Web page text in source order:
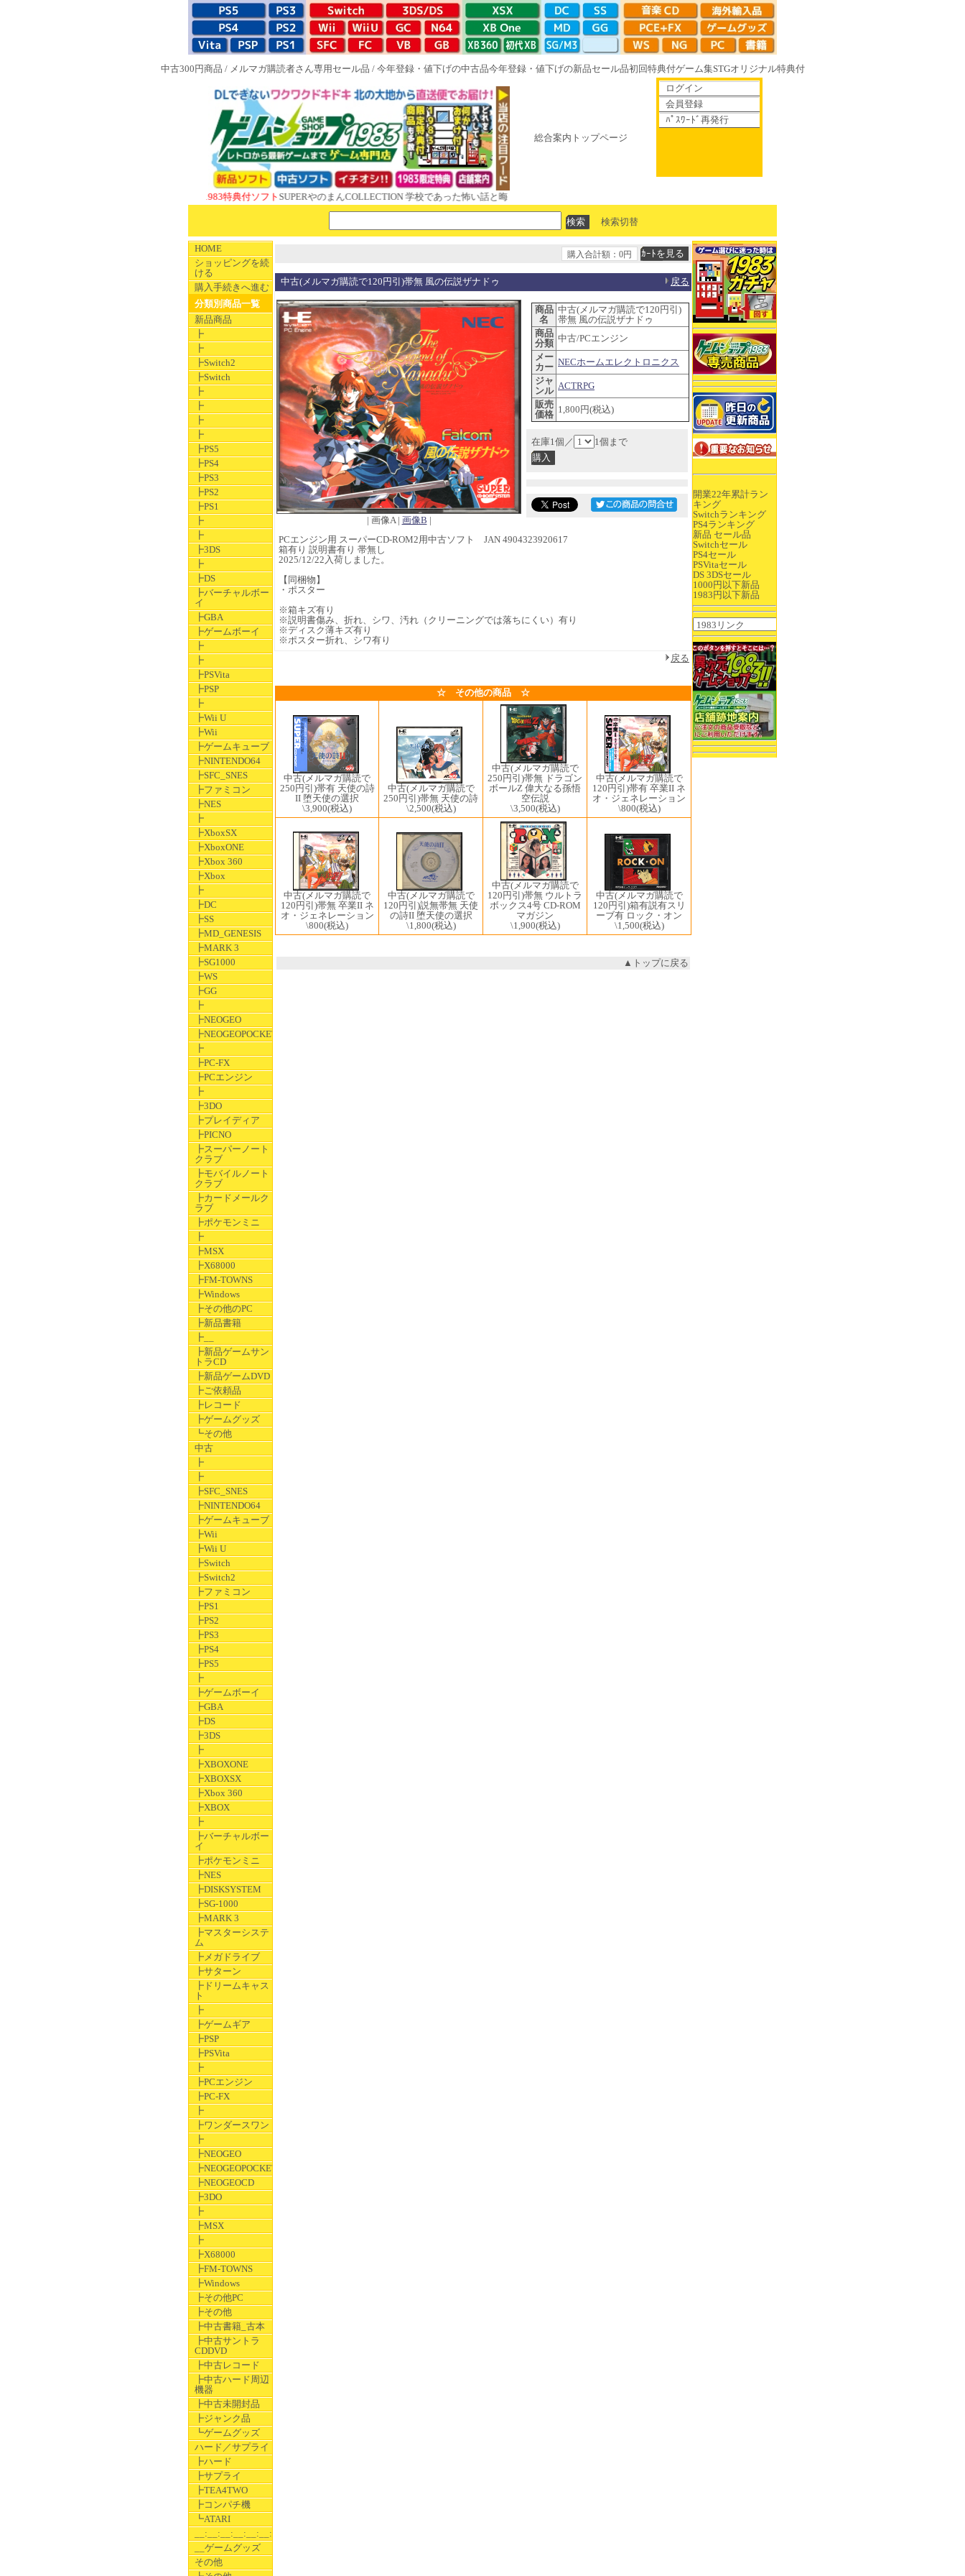
中古300円商品 / メルマガ購読者さん専用セール品 / 今年登録・値下げの中古品今年登録・値下げの新品セール品初回特典付ゲーム集STGオリジナル特典付
総合案内トップページ
NEW 1983特典付ソフトSUPERやのまんCOLLECTION 学校であった怖い話と晦󠄀つきこもり ルート16R やがて散りゆく鏡の花へ 70年代風ロボットアニメ ゲッP-X アレサCOLLECTION 1993-
ログイン
会員登録
ﾊﾟｽﾜｰﾄﾞ再発行
検索切替
HOME
ショッピングを続
ける
購入手続きへ進む
分類別商品一覧
新品商品
┣
┣
┣Switch2
┣Switch
┣
┣
┣
┣
┣PS5
┣PS4
┣PS3
┣PS2
┣PS1
┣
┣
┣3DS
┣
┣DS
┣バーチャルボー
イ
┣GBA
┣ゲームボーイ
┣
┣
┣PSVita
┣PSP
┣
┣Wii U
┣Wii
┣ゲームキューブ
┣NINTENDO64
┣SFC_SNES
┣ファミコン
┣NES
┣
┣XboxSX
┣XboxONE
┣Xbox 360
┣Xbox
┣
┣DC
┣SS
┣MD_GENESIS
┣MARK 3
┣SG1000
┣WS
┣GG
┣
┣NEOGEO
┣NEOGEOPOCKET
┣
┣PC-FX
┣PCエンジン
┣
┣3DO
┣プレイディア
┣PICNO
┣スーパーノート
クラブ
┣モバイルノート
クラブ
┣カードメールク
ラブ
┣ポケモンミニ
┣
┣MSX
┣X68000
┣FM-TOWNS
┣Windows
┣その他のPC
┣新品書籍
┣__
┣新品ゲームサン
トラCD
┣新品ゲームDVD
┣ご依頼品
┣レコード
┣ゲームグッズ
┗その他
中古
┣
┣
┣SFC_SNES
┣NINTENDO64
┣ゲームキューブ
┣Wii
┣Wii U
┣Switch
┣Switch2
┣ファミコン
┣PS1
┣PS2
┣PS3
┣PS4
┣PS5
┣
┣ゲームボーイ
┣GBA
┣DS
┣3DS
┣
┣XBOXONE
┣XBOXSX
┣Xbox 360
┣XBOX
┣
┣バーチャルボー
イ
┣ポケモンミニ
┣NES
┣DISKSYSTEM
┣SG-1000
┣MARK 3
┣マスターシステ
ム
┣メガドライブ
┣サターン
┣ドリームキャス
ト
┣
┣ゲームギア
┣PSP
┣PSVita
┣
┣PCエンジン
┣PC-FX
┣
┣ワンダースワン
┣
┣NEOGEO
┣NEOGEOPOCKET
┣NEOGEOCD
┣3DO
┣
┣MSX
┣
┣X68000
┣FM-TOWNS
┣Windows
┣その他PC
┣その他
┣中古書籍_古本
┣中古サントラ
CDDVD
┣中古レコード
┣中古ハード周辺
機器
┣中古未開封品
┣ジャンク品
┗ゲームグッズ
ハード／サプライ
┣ハード
┣サプライ
┣TEA4TWO
┣コンパチ機
┗ATARI
__:__:__:__:__:__:__
__ゲームグッズ
その他
開業22年累計ラン
キング
Switchランキング
PS4ランキング
新品 セール品
Switchセール
PS4セール
PSVitaセール
DS 3DSセール
1000円以下新品
1983円以下新品
購入合計額：0円
中古(メルマガ購読で120円引)帯無 風の伝説ザナドゥ 戻る
| 画像A | 画像B |
商品
名
中古(メルマガ購読で120円引)
帯無 風の伝説ザナドゥ
商品
分類 中古/PCエンジン
メー
カー NECホームエレクトロニクス
ジャ
ンル ACTRPG
販売
価格 1,800円(税込)
在庫1個／ 1個まで
PCエンジン用 スーパーCD-ROM2用中古ソフト JAN 4904323920617
箱有り 説明書有り 帯無し
2025/12/22入荷しました。
【同梱物】
・ポスター
※箱キズ有り
※説明書傷み、折れ、シワ、汚れ（クリーニングでは落ちにくい）有り
※ディスク薄キズ有り
※ポスター折れ、シワ有り
戻る
☆ その他の商品 ☆
中古(メルマガ購読で
250円引)帯有 天使の詩
II 堕天使の選択
\3,900(税込)
中古(メルマガ購読で
250円引)帯無 天使の詩
\2,500(税込)
中古(メルマガ購読で
250円引)帯無 ドラゴン
ボールZ 偉大なる孫悟
空伝説
\3,500(税込)
中古(メルマガ購読で
120円引)帯有 卒業II ネ
オ・ジェネレーション
\800(税込)
中古(メルマガ購読で
120円引)帯無 卒業II ネ
オ・ジェネレーション
\800(税込)
中古(メルマガ購読で
120円引)説無帯無 天使
の詩II 堕天使の選択
\1,800(税込)
中古(メルマガ購読で
120円引)帯無 ウルトラ
ボックス4号 CD-ROM
マガジン
\1,900(税込)
中古(メルマガ購読で
120円引)箱有説有スリ
ーブ有 ロック・オン
\1,500(税込)
▲トップに戻る